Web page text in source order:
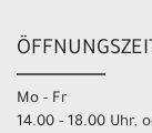
Mo - Fr
14.00 - 18.00 Uhr,